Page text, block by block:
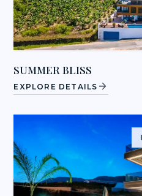
SUMMER BLISS
EXPLORE DETAILS arrow_forward